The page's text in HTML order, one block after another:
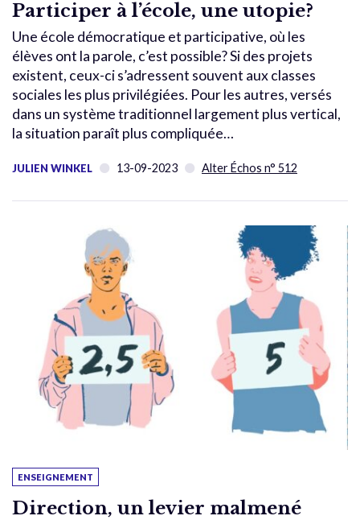
Participer à l’école, une utopie?
Une école démocratique et participative, où les
élèves ont la parole, c’est possible? Si des projets
existent, ceux-ci s’adressent souvent aux classes
sociales les plus privilégiées. Pour les autres, versés
dans un système traditionnel largement plus vertical,
la situation paraît plus compliquée…
JULIEN WINKEL 13-09-2023 Alter Échos n° 512
ENSEIGNEMENT
Direction, un levier malmené